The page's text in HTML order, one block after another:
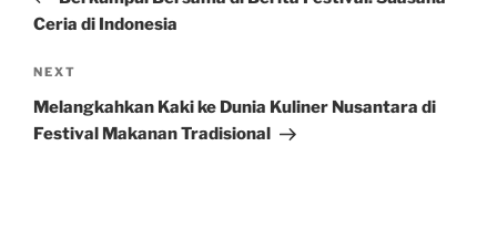
Ceria di Indonesia
Next
Post
NEXT
Melangkahkan Kaki ke Dunia Kuliner Nusantara di
Festival Makanan Tradisional